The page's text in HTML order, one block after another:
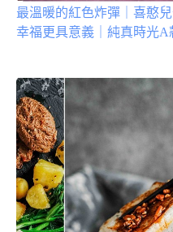
最溫暖的紅色炸彈｜喜憨
幸福更具意義｜純真時光